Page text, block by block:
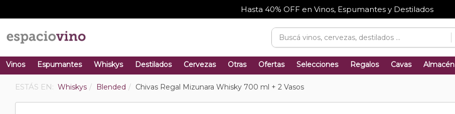
Hasta 40% OFF en Vinos, Espumantes y Destilados
Vinos Espumantes Whiskys Destilados Cervezas Otras Ofertas Selecciones Regalos Cavas Almacén
ESTÁS EN: Whiskys Blended Chivas Regal Mizunara Whisky 700 ml + 2 Vasos